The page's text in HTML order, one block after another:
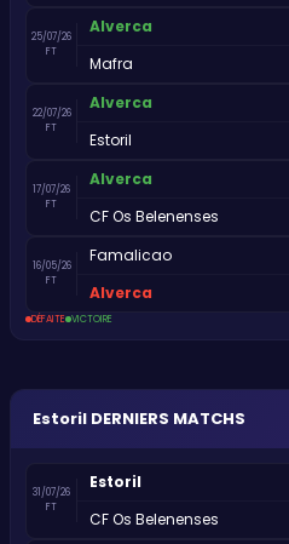
25/07/26
FT
Alverca
Mafra
22/07/26
FT
Alverca
Estoril
17/07/26
FT
Alverca
CF Os Belenenses
16/05/26
FT
Famalicao
Alverca
DÉFAITE VICTOIRE
Estoril DERNIERS MATCHS
31/07/26
FT
Estoril
CF Os Belenenses